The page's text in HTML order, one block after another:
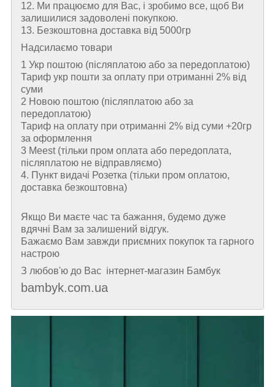
12. Ми працюємо для Вас, і зробимо все, щоб Ви
залишилися задоволені покупкою.
13. Безкоштовна доставка від 5000гр
Надсилаємо товари
1 Укр поштою (пiсляплатою або за передоплатою)
Тариф укр пошти за оплату при отриманні 2% від
суми
2 Новою поштою (пiсляплатою або за
передоплатою)
Тариф на оплату при отриманні 2% від суми +20гр
за оформлення
3 Meest (тільки пром оплата або передоплата,
післяплатою не відправляємо)
4. Пункт видачі Розетка (тільки пром оплатою,
доставка безкоштовна)
Якщо Ви маєте час та бажання, будемо дуже
вдячні Вам за залишений відгук.
Бажаємо Вам завжди приємних покупок та гарного
настрою
З любов'ю до Вас інтернет-магазин Бамбук
bambyk.com.ua